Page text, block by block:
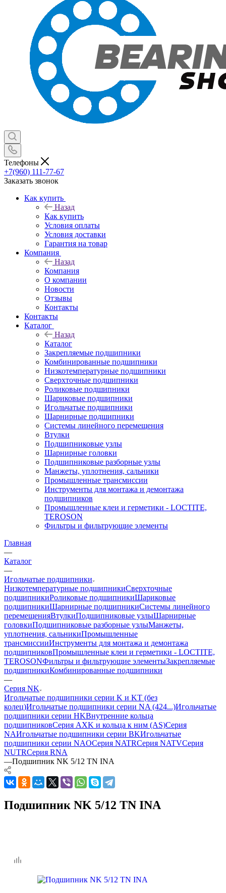
Телефоны
+7(960) 111-77-67
Заказать звонок
Как купить
Назад
Как купить
Условия оплаты
Условия доставки
Гарантия на товар
Компания
Назад
Компания
О компании
Новости
Отзывы
Контакты
Контакты
Каталог
Назад
Каталог
Закрепляемые подшипники
Комбинированные подшипники
Низкотемпературные подшипники
Сверхточные подшипники
Роликовые подшипники
Шариковые подшипники
Игольчатые подшипники
Шарнирные подшипники
Системы линейного перемещения
Втулки
Подшипниковые узлы
Шарнирные головки
Подшипниковые разборные узлы
Манжеты, уплотнения, сальники
Промышленные трансмиссии
Инструменты для монтажа и демонтажа
подшипников
Промышленные клеи и герметики - LOCTITE,
TEROSON
Фильтры и фильтрующие элементы
Главная
—
Каталог
—
Игольчатые подшипники
Низкотемпературные подшипникиСверхточные
подшипникиРоликовые подшипникиШариковые
подшипникиШарнирные подшипникиСистемы линейного
перемещенияВтулкиПодшипниковые узлыШарнирные
головкиПодшипниковые разборные узлыМанжеты,
уплотнения, сальникиПромышленные
трансмиссииИнструменты для монтажа и демонтажа
подшипниковПромышленные клеи и герметики - LOCTITE,
TEROSONФильтры и фильтрующие элементыЗакрепляемые
подшипникиКомбинированные подшипники
—
Серия NK
Игольчатые подшипники серии K и KT (без
колец)Игольчатые подшипники серии NA (424...)Игольчатые
подшипники серии HKВнутренние кольца
подшипниковСерия AXK и кольца к ним (AS)Серия
NAИгольчатые подшипники серии BKИгольчатые
подшипники серии NAOСерия NATRСерия NATVСерия
NUTRСерия RNA
—Подшипник NK 5/12 TN INA
Подшипник NK 5/12 TN INA